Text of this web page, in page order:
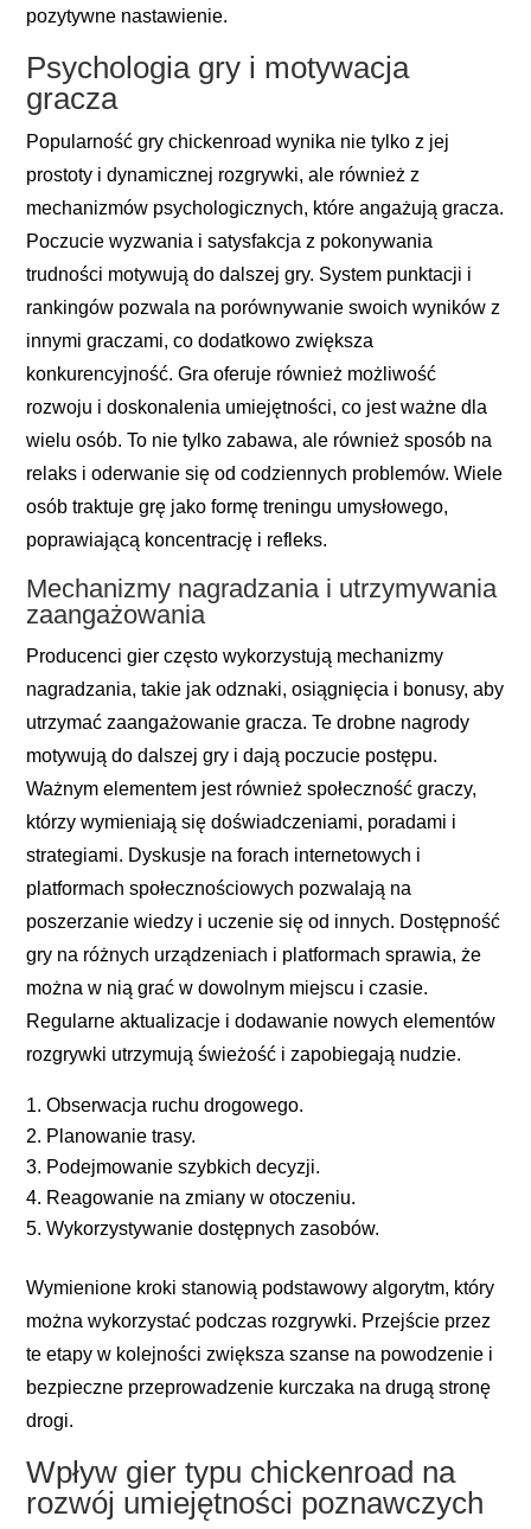
pozytywne nastawienie.
Psychologia gry i motywacja
gracza
Popularność grychickenroad wynika nie tylko z jej
prostoty i dynamicznej rozgrywki, ale również z
mechanizmów psychologicznych, które angażują gracza.
Poczucie wyzwania i satysfakcja z pokonywania
trudności motywują do dalszej gry. System punktacji i
rankingów pozwala na porównywanie swoich wyników z
innymi graczami, co dodatkowo zwiększa
konkurencyjność. Gra oferuje również możliwość
rozwoju i doskonalenia umiejętności, co jest ważne dla
wielu osób. To nie tylko zabawa, ale również sposób na
relaks i oderwanie się od codziennych problemów. Wiele
osób traktuje grę jako formę treningu umysłowego,
poprawiającą koncentrację i refleks.
Mechanizmy nagradzania i utrzymywania
zaangażowania
Producenci gier często wykorzystują mechanizmy
nagradzania, takie jak odznaki, osiągnięcia i bonusy, aby
utrzymać zaangażowanie gracza. Te drobne nagrody
motywują do dalszej gry i dają poczucie postępu.
Ważnym elementem jest również społeczność graczy,
którzy wymieniają się doświadczeniami, poradami i
strategiami. Dyskusje na forach internetowych i
platformach społecznościowych pozwalają na
poszerzanie wiedzy i uczenie się od innych. Dostępność
gry na różnych urządzeniach i platformach sprawia, że
można w nią grać w dowolnym miejscu i czasie.
Regularne aktualizacje i dodawanie nowych elementów
rozgrywki utrzymują świeżość i zapobiegają nudzie.
Obserwacja ruchu drogowego.
Planowanie trasy.
Podejmowanie szybkich decyzji.
Reagowanie na zmiany w otoczeniu.
Wykorzystywanie dostępnych zasobów.
Wymienione kroki stanowią podstawowy algorytm, który
można wykorzystać podczas rozgrywki. Przejście przez
te etapy w kolejności zwiększa szanse na powodzenie i
bezpieczne przeprowadzenie kurczaka na drugą stronę
drogi.
Wpływ gier typu chickenroad na
rozwój umiejętności poznawczych